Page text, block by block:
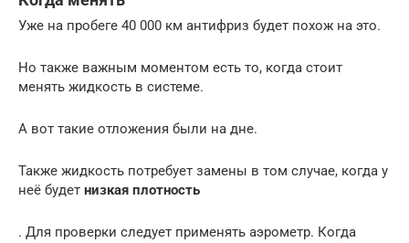
Уже на пробеге 40 000 км антифриз будет похож на это.
Но также важным моментом есть то, когда стоит
менять жидкость в системе.
А вот такие отложения были на дне.
Также жидкость потребует замены в том случае, когда у
неё будет низкая плотность
. Для проверки следует применять аэрометр. Когда